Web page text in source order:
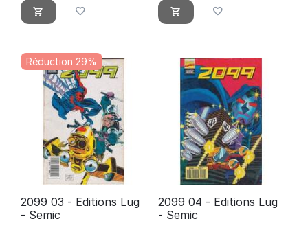
Réduction 29%
2099 03 - Editions Lug
- Semic
2099 04 - Editions Lug
- Semic